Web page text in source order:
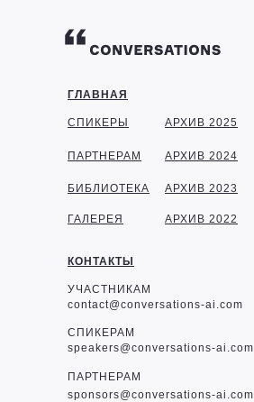
ГЛАВНАЯ
КОНТАКТЫ
СПИКЕРЫ
ПАРТНЕРАМ
БИБЛИОТЕКА
УЧАСТНИКАМ
contact@conversations-ai.com
СПИКЕРАМ
speakers@conversations-ai.com
ПАРТНЕРАМ
sponsors@conversations-ai.com
ГАЛЕРЕЯ
АРХИВ 2025
АРХИВ 2024
АРХИВ 2023
АРХИВ 2022